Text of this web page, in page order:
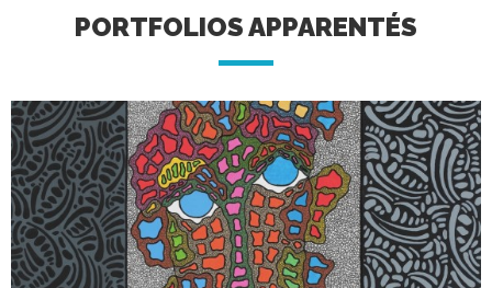
PORTFOLIOS APPARENTÉS